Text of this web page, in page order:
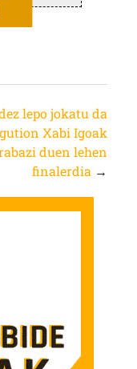
lepo jokatu da
Xabi Igoak
duen lehen
finalerdia →